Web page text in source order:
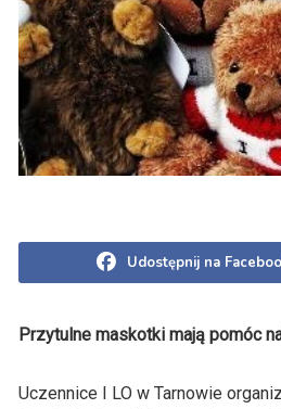
Udostępnij na
Przytulne maskotki mają pomóc
Uczennice I LO w Tarnowie